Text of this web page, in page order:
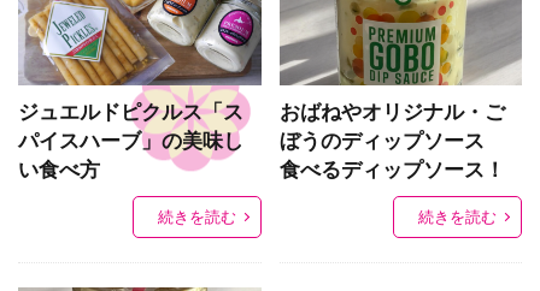
ジュエルドピクルス「ス
パイスハーブ」の美味し
い食べ方
続きを読む
おばねやオリジナル・ご
ぼうのディップソース
食べるディップソース！
続きを読む